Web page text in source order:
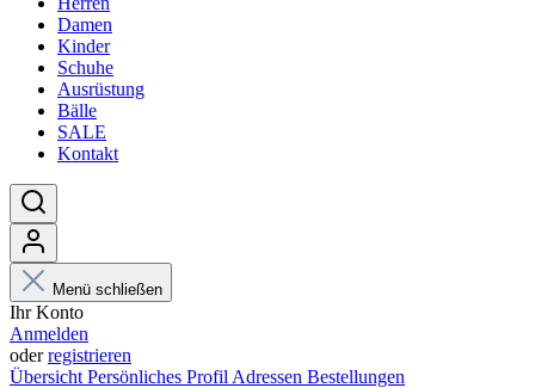
Damen
Kinder
Schuhe
Ausrüstung
Bälle
SALE
Kontakt
Menü schließen
Ihr Konto
Anmelden
oderregistrieren
Übersicht Persönliches Profil Adressen Bestellungen